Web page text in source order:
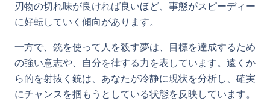
刃物の切れ味が良ければ良いほど、事態がスピーディー
に好転していく傾向があります。
一方で、銃を使って人を殺す夢は、目標を達成するため
の強い意志や、自分を律する力を表しています。遠くか
ら的を射抜く銃は、あなたが冷静に現状を分析し、確実
にチャンスを掴もうとしている状態を反映しています。